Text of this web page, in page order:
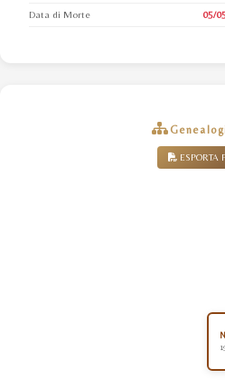
Data di Morte 05/
ESPORTA